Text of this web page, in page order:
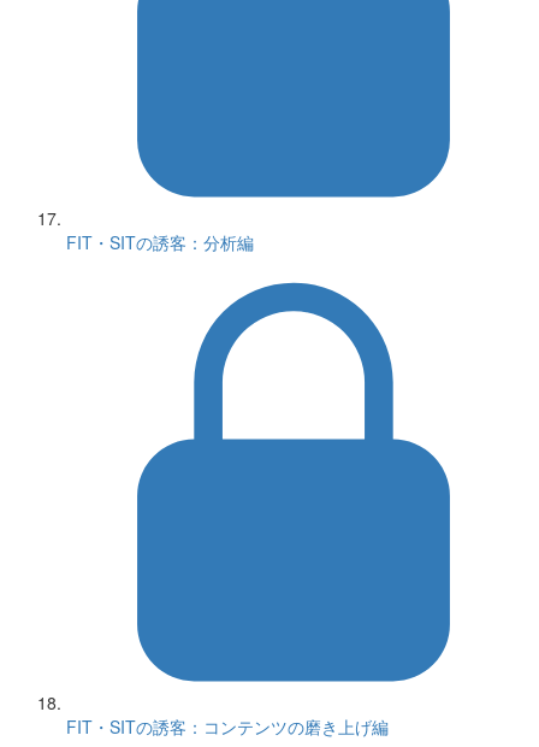
FIT・SITの誘客：分析編
FIT・SITの誘客：コンテンツの磨き上げ編